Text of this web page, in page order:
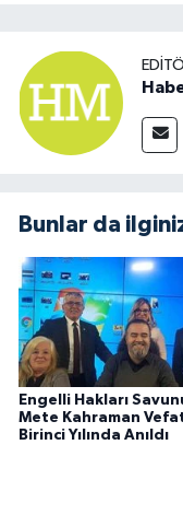
Bunlar da
Engelli Hakları
Mete Kahraman
Birinci Yılında Anıldı